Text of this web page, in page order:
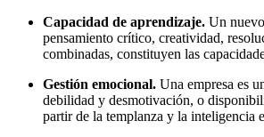
Capacidad de aprendizaje. Un
pensamiento crítico, creatividad,
combinadas, constituyen las
Gestión emocional. Una empresa es
debilidad y desmotivación, o
partir de la templanza y la inteligencia